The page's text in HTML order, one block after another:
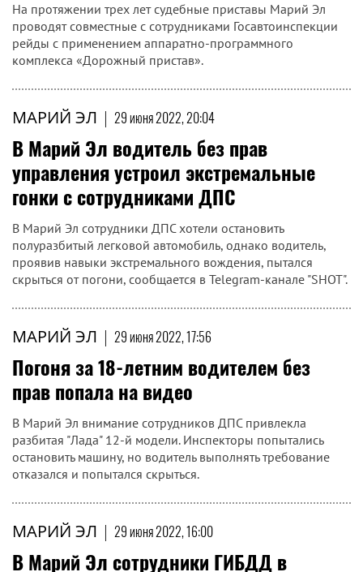
На протяжении трех лет судебные приставы Марий Эл
проводят совместные с сотрудниками Госавтоинспекции
рейды с применением аппаратно-программного
комплекса «Дорожный пристав».
МАРИЙ ЭЛ | 29 июня 2022, 20:04
В Марий Эл водитель без прав
управления устроил экстремальные
гонки с сотрудниками ДПС
В Марий Эл сотрудники ДПС хотели остановить
полуразбитый легковой автомобиль, однако водитель,
проявив навыки экстремального вождения, пытался
скрыться от погони, сообщается в Telegram-канале "SHOT".
МАРИЙ ЭЛ | 29 июня 2022, 17:56
Погоня за 18-летним водителем без
прав попала на видео
В Марий Эл внимание сотрудников ДПС привлекла
разбитая "Лада" 12-й модели. Инспекторы попытались
остановить машину, но водитель выполнять требование
отказался и попытался скрыться.
МАРИЙ ЭЛ | 29 июня 2022, 16:00
В Марий Эл сотрудники ГИБДД в